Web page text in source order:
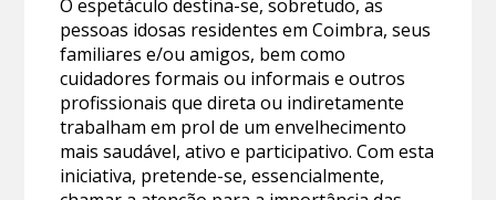
O espetáculo destina-se, sobretudo, as
pessoas idosas residentes em Coimbra, seus
familiares e/ou amigos, bem como
cuidadores formais ou informais e outros
profissionais que direta ou indiretamente
trabalham em prol de um envelhecimento
mais saudável, ativo e participativo. Com esta
iniciativa, pretende-se, essencialmente,